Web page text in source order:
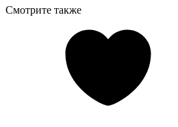
Смотрите также